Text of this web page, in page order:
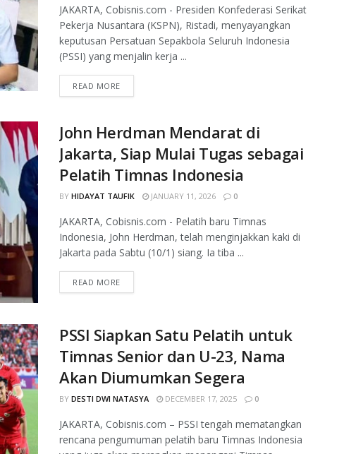
JAKARTA, Cobisnis.com - Presiden Konfederasi Serikat
Pekerja Nusantara (KSPN), Ristadi, menyayangkan
keputusan Persatuan Sepakbola Seluruh Indonesia
(PSSI) yang menjalin kerja ...
READ MORE
John Herdman Mendarat di
Jakarta, Siap Mulai Tugas sebagai
Pelatih Timnas Indonesia
BY HIDAYAT TAUFIK JANUARY 11, 2026 0
JAKARTA, Cobisnis.com - Pelatih baru Timnas
Indonesia, John Herdman, telah menginjakkan kaki di
Jakarta pada Sabtu (10/1) siang. Ia tiba ...
READ MORE
PSSI Siapkan Satu Pelatih untuk
Timnas Senior dan U-23, Nama
Akan Diumumkan Segera
BY DESTI DWI NATASYA DECEMBER 17, 2025 0
JAKARTA, Cobisnis.com – PSSI tengah mematangkan
rencana pengumuman pelatih baru Timnas Indonesia